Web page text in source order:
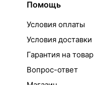
Помощь
Условия оплаты
Условия доставки
Гарантия на товар
Вопрос-ответ